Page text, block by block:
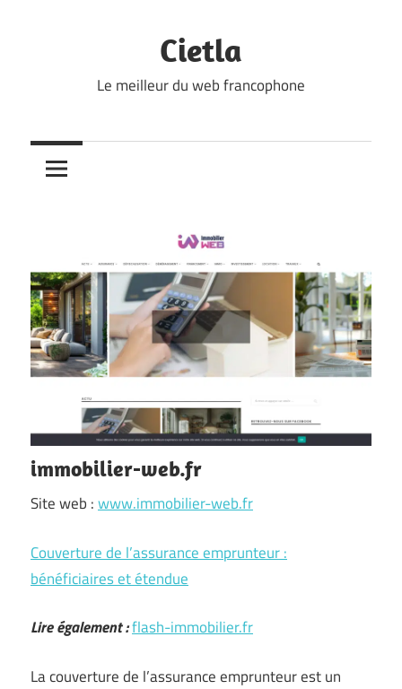
Cietla
Le meilleur du web francophone
immobilier-web.fr
Site web :www.immobilier-web.fr
Couverture de l’assurance emprunteur :
bénéficiaires et étendue
Lire également :flash-immobilier.fr
La couverture de l’assurance emprunteur est un